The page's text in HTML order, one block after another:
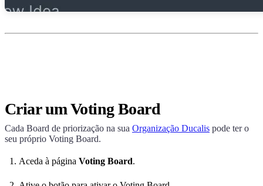
Criar um Voting Board
Cada Board de priorização na sua Organização Ducalis pode ter o
seu próprio Voting Board.
Aceda à página Voting Board.